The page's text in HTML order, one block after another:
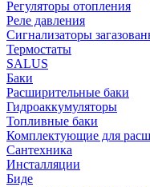
Регуляторы отопления
Реле давления
Сигнализаторы
Термостаты
SALUS
Баки
Расширительные баки
Гидроаккумуляторы
Топливные баки
Комплектующие для
Сантехника
Инсталляции
Биде